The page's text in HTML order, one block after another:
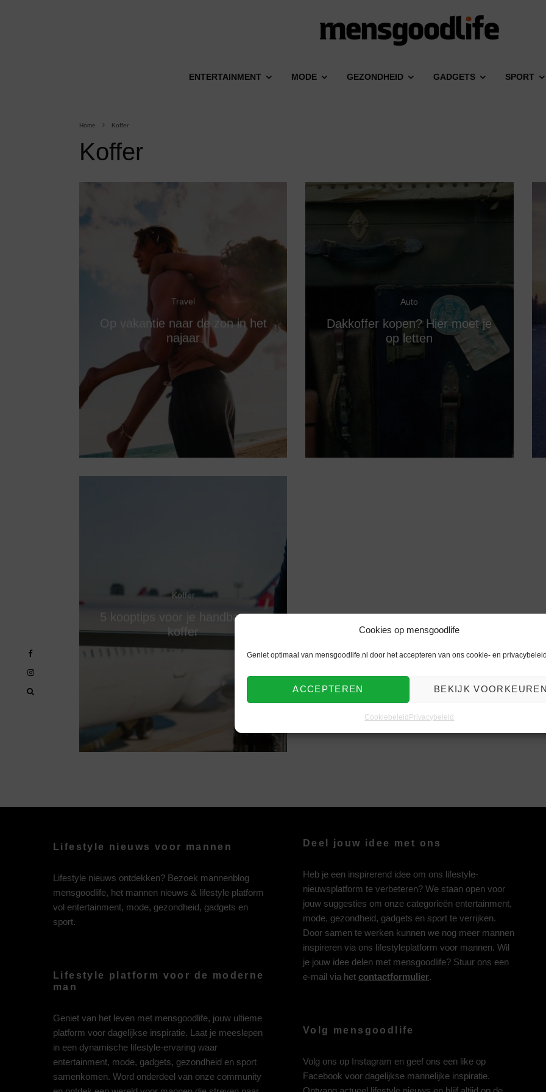
Cookies op mensgoodlife
Geniet optimaal van mensgoodlife.nl door het accepteren van ons cookie- en
ACCEPTEREN BEKIJK
CookiebeleidPrivacybeleid
ENTERTAINMENT MODE GEZONDHEID GADGETS SPORT
Home Koffer
Koffer
Travel
Op vakantie naar de zon in het
najaar
Auto
Dakkoffer kopen? Hier moet je
op letten
Koffer
5 kooptips voor je handbagage
koffer
Lifestyle nieuws voor mannen
Lifestyle nieuws ontdekken? Bezoek mannenblog
mensgoodlife, het mannen nieuws & lifestyle platform
vol entertainment, mode, gezondheid, gadgets en
sport.
Lifestyle platform voor de moderne
man
Geniet van het leven met mensgoodlife, jouw ultieme
platform voor dagelijkse inspiratie. Laat je meeslepen
in een dynamische lifestyle-ervaring waar
entertainment, mode, gadgets, gezondheid en sport
samenkomen. Word onderdeel van onze community
Deel jouw idee met ons
Heb je een inspirerend idee om ons lifestyle-
nieuwsplatform te verbeteren? We staan open voor
jouw suggesties om onze categorieën entertainment,
mode, gezondheid, gadgets en sport te verrijken.
Door samen te werken kunnen we nog meer mannen
inspireren via ons lifestyleplatform voor mannen. Wil
je jouw idee delen met mensgoodlife? Stuur ons een
e-mail via het contactformulier.
Volg mensgoodlife
Volg ons op Instagram en geef ons een like op
Facebook voor dagelijkse mannelijke inspiratie.